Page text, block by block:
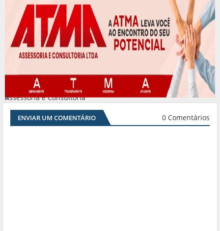
Assessoria e Consultoria
#
ENVIAR UM COMENTÁRIO 0 Comentários